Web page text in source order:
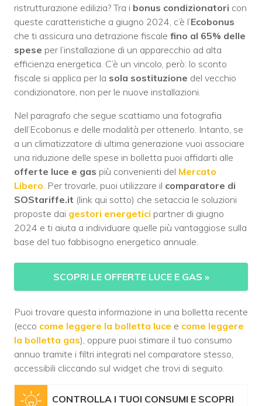
ristrutturazione edilizia? Tra i bonus condizionatori con
queste caratteristiche a giugno 2024, c’è l’Ecobonus
che ti assicura una detrazione fiscale fino al 65% delle
spese per l’installazione di un apparecchio ad alta
efficienza energetica. C’è un vincolo, però: lo sconto
fiscale si applica per la sola sostituzione del vecchio
condizionatore, non per le nuove installazioni.
Nel paragrafo che segue scattiamo una fotografia
dell’Ecobonus e delle modalità per ottenerlo. Intanto, se
a un climatizzatore di ultima generazione vuoi associare
una riduzione delle spese in bolletta puoi affidarti alle
offerte luce e gas più convenienti del Mercato
Libero . Per trovarle, puoi utilizzare il comparatore di
SOStariffe.it (link qui sotto) che setaccia le soluzioni
proposte dai gestori energetici partner di giugno
2024 e ti aiuta a individuare quelle più vantaggiose sulla
base del tuo fabbisogno energetico annuale.
SCOPRI LE OFFERTE LUCE E GAS »
Puoi trovare questa informazione in una bolletta recente
(ecco come leggere la bolletta luce e come leggere
la bolletta gas), oppure puoi stimare il tuo consumo
annuo tramite i filtri integrati nel comparatore stesso,
accessibili cliccando sul widget che trovi di seguito.
CONTROLLA I TUOI CONSUMI E SCOPRI